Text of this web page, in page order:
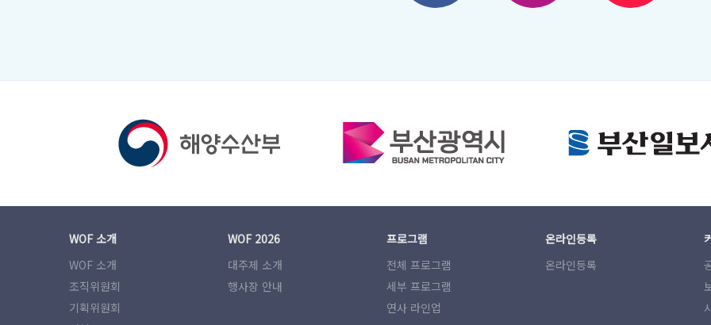
WOF 소개
WOF 소개
조직위원회
기획위원회
WOF 2026
대주제 소개
행사장 안내
프로그램
전체 프로그램
세부 프로그램
연사 라인업
온라인등록
온라인등록